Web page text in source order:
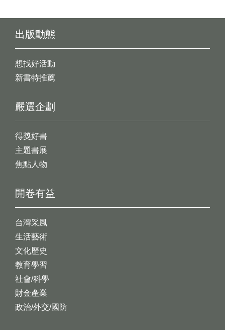
出版動態
想找好活動
新書特推薦
開卷有益
台灣采風
生活藝術
文化歷史
教育學習
社會/科學
財金產業
政治/外交/國防
嚴選企劃
得獎好書
主題書展
焦點人物